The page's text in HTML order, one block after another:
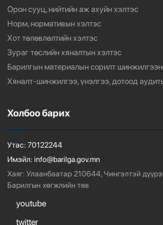
Орон сууц, нийтийн аж ахуйн хэлтэс
Норм, нормативын хэлтэс
Хот төлөвлөлтийн хэлтэс
Зураг төслийн хяналтын хэлтэс
Барилгын материалын сорилт
Хяналт-шинжилгээ, үнэлгээ, дотоод
Холбоо барих
Утас: 70122244
Имэйл: info@barilga.gov.mn
Хаяг: Улаанбаатар 210644, Чингэлтэй
Барилгын хөгжлийн төв
youtube
twitter